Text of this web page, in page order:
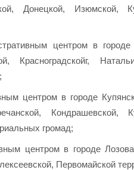
Донецкой, Изюмской,
центром в городе
Красноградскойг,
центром в городе
Кондрашевской,
громад;
центром в городе
Первомайской